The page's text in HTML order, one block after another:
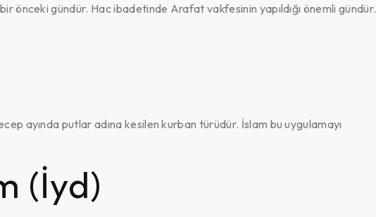
önceki gündür. Hac ibadetinde Arafat vakfesinin yapıldığı önemli gündür.
ayında putlar adına kesilen kurban türüdür. İslam bu uygulamayı
(İyd)